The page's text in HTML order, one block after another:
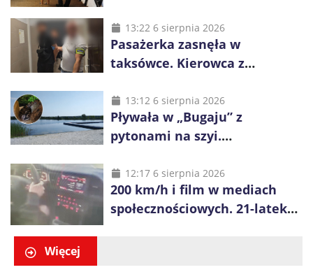
i kierownik składu
13:22 6 sierpnia 2026
Pasażerka zasnęła w
taksówce. Kierowca z
na obrzeża Wrocławia
13:12 6 sierpnia 2026
Pływała w „Bugaju” z
pytonami na szyi.
12:17 6 sierpnia 2026
200 km/h i film w mediach
społecznościowych. 21-latek
Więcej